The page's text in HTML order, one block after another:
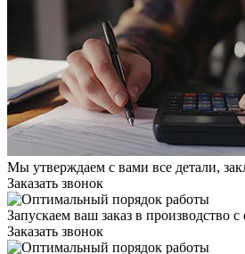
Мы утверждаем с вами все детали,
Заказать звонок
Запускаем ваш заказ в производство
Заказать звонок